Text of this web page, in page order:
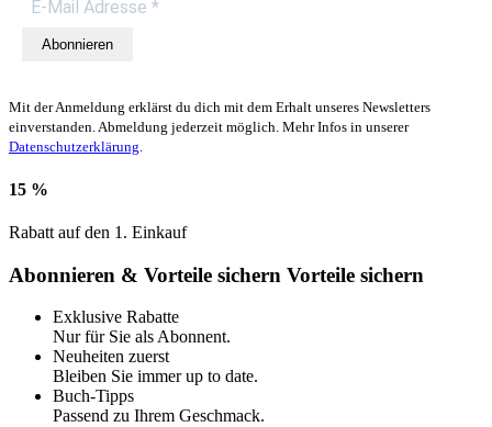
Abonnieren
Mit der Anmeldung erklärst du dich mit dem Erhalt unseres Newsletters
einverstanden. Abmeldung jederzeit möglich. Mehr Infos in unserer
Datenschutzerklärung.
15 %
Rabatt auf den 1. Einkauf
Abonnieren & Vorteile sichern Vorteile sichern
Exklusive Rabatte
Nur für Sie als Abonnent.
Neuheiten zuerst
Bleiben Sie immer up to date.
Buch-Tipps
Passend zu Ihrem Geschmack.